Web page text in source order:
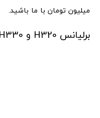
میلیون تومان با ما باشید.
برلیانس H320 و H330 اتوماتیک مدل 99